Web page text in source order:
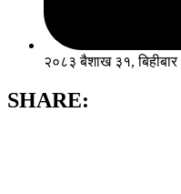
२०८३ बैशाख ३१,
SHARE: